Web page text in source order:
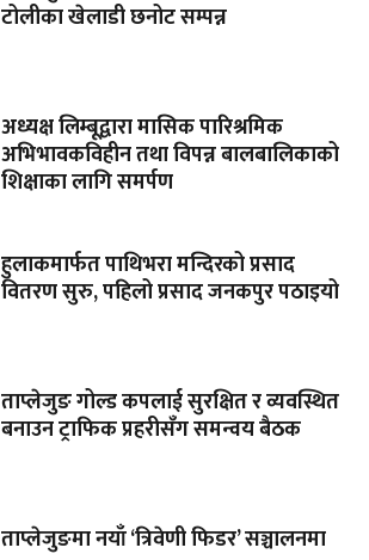
टोलीका खेलाडी छनोट सम्पन्न
अध्यक्ष लिम्बूद्वारा मासिक पारिश्रमिक
अभिभावकविहीन तथा विपन्न बालबालिकाको
शिक्षाका लागि समर्पण
हुलाकमार्फत पाथिभरा मन्दिरको प्रसाद
वितरण सुरु, पहिलो प्रसाद जनकपुर पठाइयो
ताप्लेजुङ गोल्ड कपलाई सुरक्षित र व्यवस्थित
बनाउन ट्राफिक प्रहरीसँग समन्वय बैठक
ताप्लेजुङमा नयाँ ‘त्रिवेणी फिडर’ सञ्चालनमा